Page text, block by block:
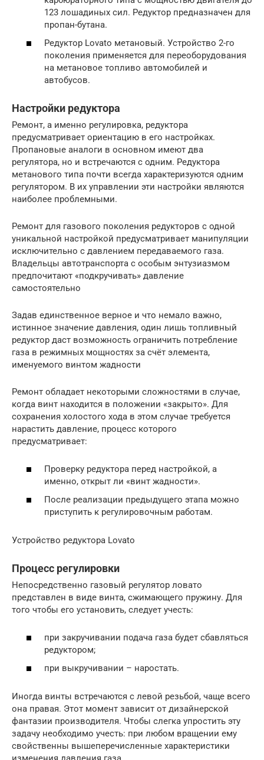
123 лошадиных сил. Редуктор предназначен для
пропан-бутана.
Редуктор Lovato метановый. Устройство 2-го
поколения применяется для переоборудования
на метановое топливо автомобилей и
автобусов.
Настройки редуктора
Ремонт, а именно регулировка, редуктора
предусматривает ориентацию в его настройках.
Пропановые аналоги в основном имеют два
регулятора, но и встречаются с одним. Редуктора
метанового типа почти всегда характеризуются одним
регулятором. В их управлении эти настройки являются
наиболее проблемными.
Ремонт для газового поколения редукторов с одной
уникальной настройкой предусматривает манипуляции
исключительно с давлением передаваемого газа.
Владельцы автотранспорта с особым энтузиазмом
предпочитают «подкручивать» давление
самостоятельно
Задав единственное верное и что немало важно,
истинное значение давления, один лишь топливный
редуктор даст возможность ограничить потребление
газа в режимных мощностях за счёт элемента,
именуемого винтом жадности
Ремонт обладает некоторыми сложностями в случае,
когда винт находится в положении «закрыто». Для
сохранения холостого хода в этом случае требуется
нарастить давление, процесс которого
предусматривает:
Проверку редуктора перед настройкой, а
именно, открыт ли «винт жадности».
После реализации предыдущего этапа можно
приступить к регулировочным работам.
Устройство редуктора Lovato
Процесс регулировки
Непосредственно газовый регулятор ловато
представлен в виде винта, сжимающего пружину. Для
того чтобы его установить, следует учесть:
при закручивании подача газа будет сбавляться
редуктором;
при выкручивании – наростать.
Иногда винты встречаются с левой резьбой, чаще всего
она правая. Этот момент зависит от дизайнерской
фантазии производителя. Чтобы слегка упростить эту
задачу необходимо учесть: при любом вращении ему
свойственны вышеперечисленные характеристики